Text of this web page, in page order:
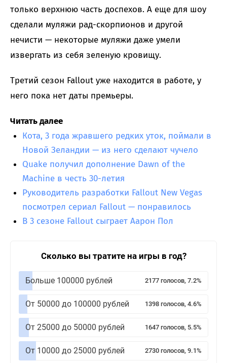
только верхнюю часть доспехов. А еще для шоу
сделали муляжи рад-скорпионов и другой
нечисти — некоторые муляжи даже умели
извергать из себя зеленую кровищу.
Третий сезон Fallout уже находится в работе, у
него пока нет даты премьеры.
Читать далее
Кота, 3 года жравшего редких уток, поймали в
Новой Зеландии — из него сделают чучело
Quake получил дополнение Dawn of the
Machine в честь 30-летия
Руководитель разработки Fallout New Vegas
посмотрел сериал Fallout — понравилось
В 3 сезоне Fallout сыграет Аарон Пол
Сколько вы тратите на игры в год?
Больше 100000 рублей 2177 голосов, 7.2%
От 50000 до 100000 рублей 1398 голосов, 4.6%
От 25000 до 50000 рублей 1647 голосов, 5.5%
От 10000 до 25000 рублей 2730 голосов, 9.1%